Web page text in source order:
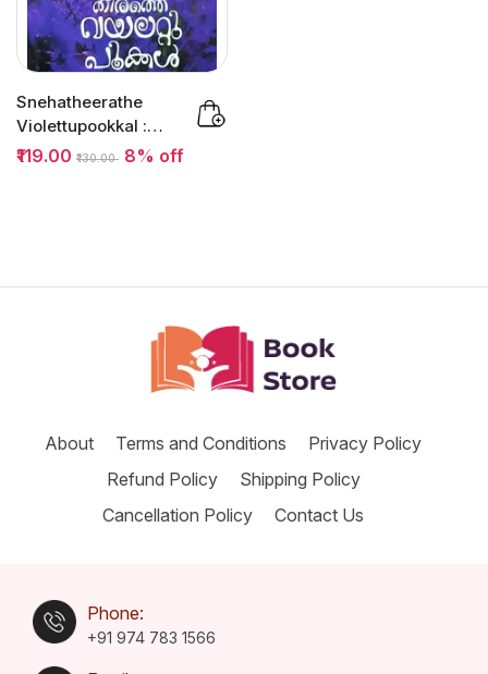
Snehatheerathe
Violettupookkal :
Mancy Sulaiman |...
₹119.00 ₹130.00 8% off
About Terms and Conditions Privacy Policy
Refund Policy Shipping Policy
Cancellation Policy Contact Us
Phone:
+91 974 783 1566